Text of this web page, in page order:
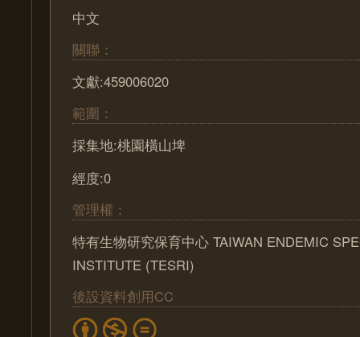
中文
關聯：
文獻:459006020
範圍：
採集地:桃園橫山埤
經度:0
管理權：
特有生物研究保育中心 TAIWAN ENDEMIC
INSTITUTE (TESRI)
後設資料創用CC